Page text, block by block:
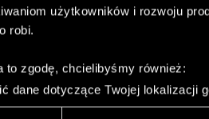
użytkowników i rozwoju
robi.
to zgodę, chcielibyśmy również:
dane dotyczące Twojej lokalizacji
Twoje urządzenie, aktywnie
Walnego Zgromadzenia
Walnego Zgromadzenia CD